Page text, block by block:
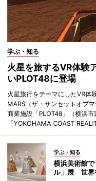
学ぶ・知る
火星を旅するVR体験
いPLOT48に登場
火星旅行をテーマにしたVR体
MARS（ザ・サンセットオブ
商業施設「PLOT48」（横浜
「YOKOHAMA COAST
学ぶ・知る
横浜美術館
ル」展 世界